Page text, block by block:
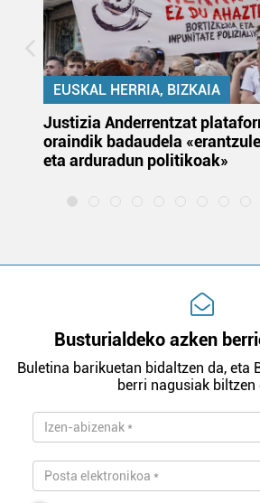
EUSKAL HERRIA, BIZKAIA
Justizia Anderrentzat
oraindik badaudela
eta arduradun politikoak»
Busturialdeko azken
Buletina barikuetan bidaltzen da, eta
berri nagusiak biltzen